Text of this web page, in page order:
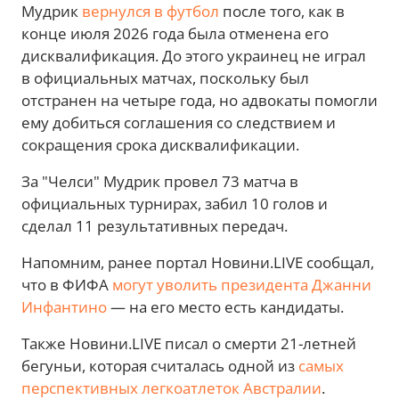
Мудрик вернулся в футбол после того, как в
конце июля 2026 года была отменена его
дисквалификация. До этого украинец не играл
в официальных матчах, поскольку был
отстранен на четыре года, но адвокаты помогли
ему добиться соглашения со следствием и
сокращения срока дисквалификации.
За "Челси" Мудрик провел 73 матча в
официальных турнирах, забил 10 голов и
сделал 11 результативных передач.
Напомним, ранее портал Новини.LIVE сообщал,
что в ФИФА могут уволить президента Джанни
Инфантино— на его место есть кандидаты.
Также Новини.LIVE писал о смерти 21-летней
бегуньи, которая считалась одной из самых
перспективных легкоатлеток Австралии.